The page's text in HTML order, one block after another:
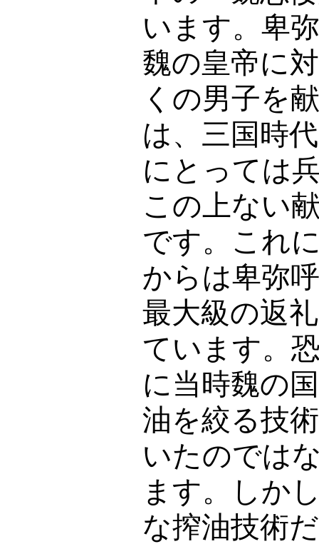
います。卑
魏の皇帝に
くの男子を
は、三国時
にとっては
この上ない
です。これ
からは卑弥
最大級の返
ています。
に当時魏の
油を絞る技
いたのでは
ます。しか
な搾油技術